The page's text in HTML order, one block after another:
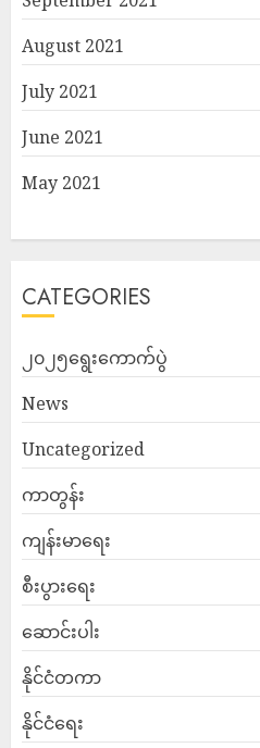
August 2021
July 2021
June 2021
May 2021
CATEGORIES
၂၀၂၅ရွေးကောက်ပွဲ
News
Uncategorized
ကာတွန်း
ကျန်းမာရေး
စီးပွားရေး
ဆောင်းပါး
နိုင်ငံတကာ
နိုင်ငံရေး